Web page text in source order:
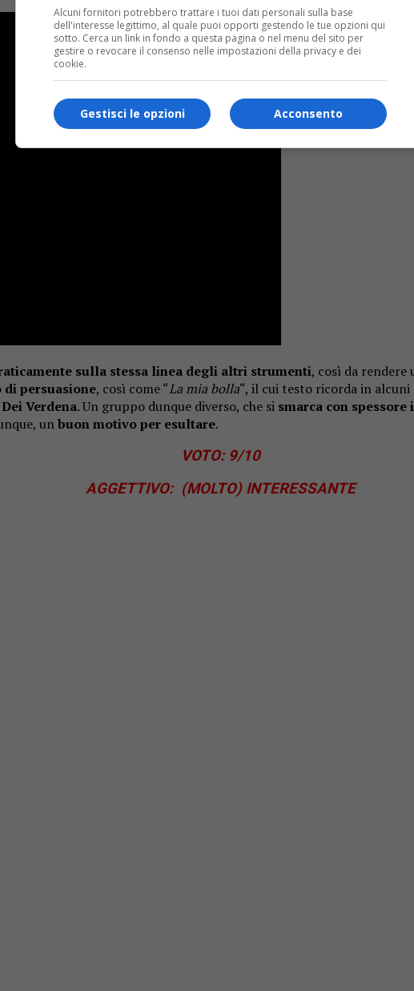
sulla stessa linea degli altri strumenti, così da rendere
di persuasione, così come “La mia bolla“, il cui testo ricorda in alcuni
Verdena. Un gruppo dunque diverso, che si smarca con
unbuon motivo per esultare.
VOTO: 9/10
AGGETTIVO: (MOLTO) INTERESSANTE
Alcuni fornitori potrebbero trattare i tuoi dati personali sulla base
dell'interesse legittimo, al quale puoi opporti gestendo le tue opzioni qui
sotto. Cerca un link in fondo a questa pagina o nel menu del sito per
gestire o revocare il consenso nelle impostazioni della privacy e dei
cookie.
Acconsento
Gestisci le opzioni